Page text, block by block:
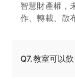
智慧財產權，
作、轉載、散
Q7.教室可以